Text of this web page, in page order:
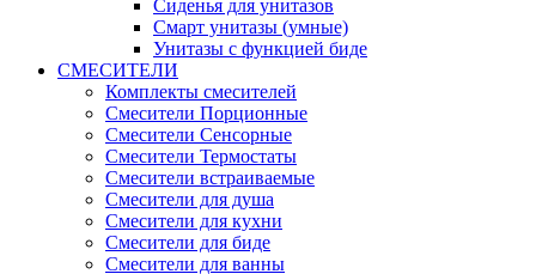
Сиденья для унитазов
Смарт унитазы (умные)
Унитазы с функцией биде
СМЕСИТЕЛИ
Комплекты смесителей
Смесители Порционные
Смесители Сенсорные
Смесители Термостаты
Смесители встраиваемые
Смесители для душа
Смесители для кухни
Смесители для биде
Смесители для ванны